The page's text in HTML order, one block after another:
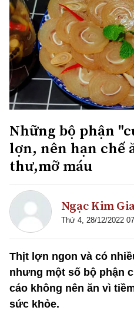
Những bộ phận
lợn, nên hạn chế
thư,mỡ máu
Ngạc Kim
Thứ 4, 28/12/2022
Thịt lợn ngon và có
nhưng một số bộ phận
cáo không nên ăn vì
sức khỏe.